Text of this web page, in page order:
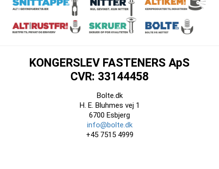
KONGERSLEV FASTENERS ApS
CVR: 33144458
Bolte.dk
H. E. Bluhmes vej 1
6700 Esbjerg
info@bolte.dk
+45 7515 4999